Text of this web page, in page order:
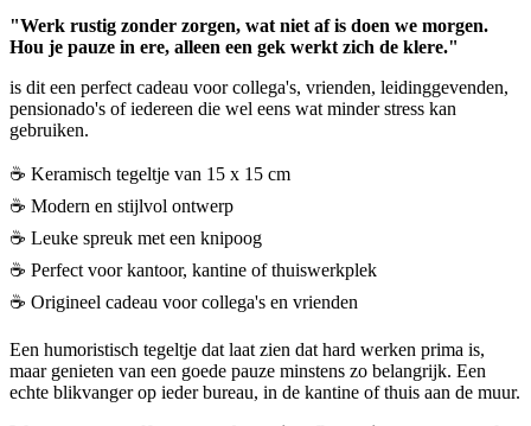
"Werk rustig zonder zorgen, wat niet af is doen we morgen.
Hou je pauze in ere, alleen een gek werkt zich de klere."
is dit een perfect cadeau voor collega's, vrienden, leidinggevenden,
pensionado's of iedereen die wel eens wat minder stress kan
gebruiken.
☕ Keramisch tegeltje van 15 x 15 cm
☕ Modern en stijlvol ontwerp
☕ Leuke spreuk met een knipoog
☕ Perfect voor kantoor, kantine of thuiswerkplek
☕ Origineel cadeau voor collega's en vrienden
Een humoristisch tegeltje dat laat zien dat hard werken prima is,
maar genieten van een goede pauze minstens zo belangrijk. Een
echte blikvanger op ieder bureau, in de kantine of thuis aan de muur.